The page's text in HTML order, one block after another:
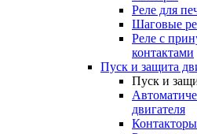
Реле для
Шаговые
Реле с
контактами
Пуск и защита
Пуск и
двигателя
Контакторы